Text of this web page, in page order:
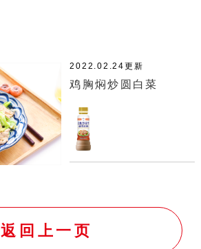
2022.02.24更新
鸡胸焖炒圆白菜
返回上一页